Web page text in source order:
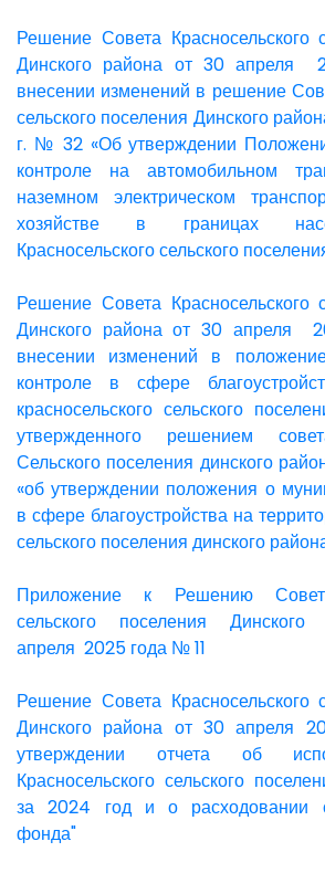
Решение Совета Красносельского
Динского района от 30
внесении изменений в решение
сельского поселения Динского
г. № 32 «Об утверждении
контроле на автомобильном
наземном электрическом
хозяйстве в границах
Красносельского сельского
Решение Совета Красносельского
Динского района от 30 апреля
внесении изменений в
контроле в сфере
красносельского сельского
утвержденного решением
Сельского поселения динского
«об утверждении положения о
в сфере благоустройства на
сельского поселения динского
Приложение к Решению Совета
сельского поселения
апреля 2025 года № 11
Решение Совета Красносельского
Динского района от 30 апреля
утверждении отчета об
Красносельского сельского
за 2024 год и о расходовании
фонда"